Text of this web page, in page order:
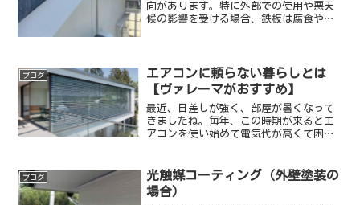
向があります。特に外部での使用や悪天
候の影響を受ける場合、鉄板は腐食や劣
ブログ
エアコンに頼らない暮らしとは
【ヴァレーマがおすすめ】
最近、日差しが強く、部屋が暑くなって
きましたね。毎年、この時期が来るとエ
アコンを使い始めて電気代が高くて困り
てくれるのが【ヴァレーマ】です。
ブログ
光触媒コーティング（外壁塗装の
場合）